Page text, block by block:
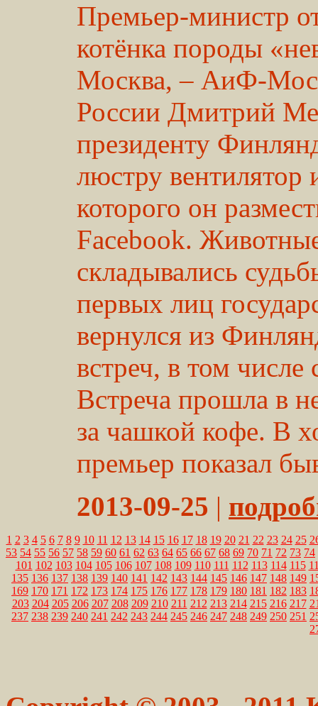
Премьер-министр
котёнка породы
Москва, – АиФ-
России Дмитрий
президенту
люстру вентилятор
которого он
Facebook.
складывались
первых лиц
вернулся из
встреч, в том
Встреча прошла в
за чашкой кофе. В
премьер показал
2013-09-25 |
1 2 3 4 5 6 7 8 9 10 11 12 13 14 15 16 17 18 19 20 21 22 23 24 25
53 54 55 56 57 58 59 60 61 62 63 64 65 66 67 68 69 70 71 72 73 74
101 102 103 104 105 106 107 108 109 110 111 112 113 114 115
135 136 137 138 139 140 141 142 143 144 145 146 147 148 149
169 170 171 172 173 174 175 176 177 178 179 180 181 182 183
203 204 205 206 207 208 209 210 211 212 213 214 215 216 217
237 238 239 240 241 242 243 244 245 246 247 248 249 250 251